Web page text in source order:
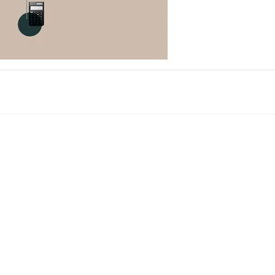
com planos individuais a partir de
destinado para o pequeno empreendedor.
um formato ideal para quem busca aprender, se